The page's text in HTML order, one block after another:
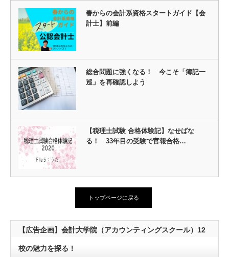
春からの会計系資格スタートガイド【会
計士】前編
総合問題に強くなる！ 今こそ「簿記一
巡」を再確認しよう
【税理士試験 合格体験記】なせばな
る！ 33年目の受験で官報合格…
トップページに戻る
【広告企画】会計大学院（アカウンティングスクール）12
校の魅力を探る！